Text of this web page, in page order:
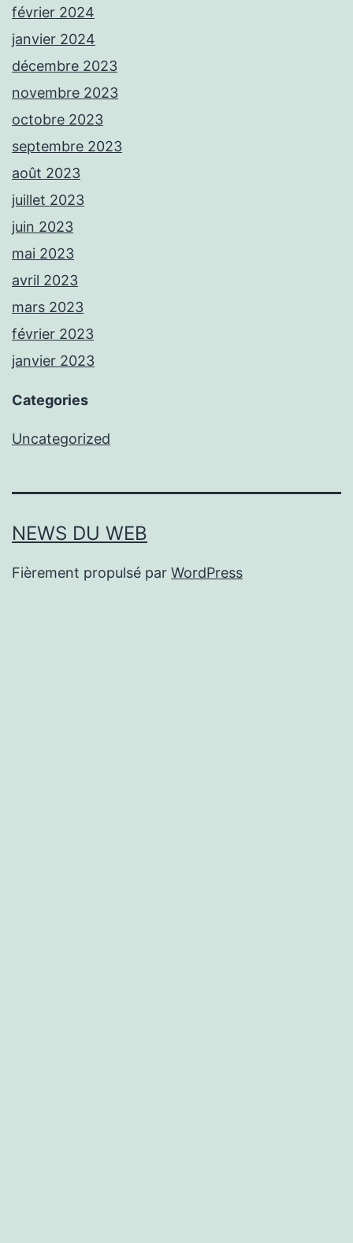
février 2024
janvier 2024
décembre 2023
novembre 2023
octobre 2023
septembre 2023
août 2023
juillet 2023
juin 2023
mai 2023
avril 2023
mars 2023
février 2023
janvier 2023
Categories
Uncategorized
NEWS DU WEB
Fièrement propulsé par WordPress